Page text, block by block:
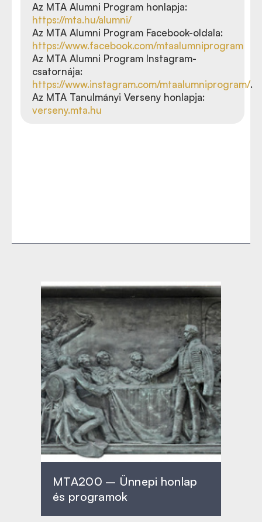
Az MTA Alumni Program honlapja:
https://mta.hu/alumni/
Az MTA Alumni Program Facebook-oldala:
https://www.facebook.com/mtaalumniprogram
Az MTA Alumni Program Instagram-
csatornája:
https://www.instagram.com/mtaalumniprogram/.
Az MTA Tanulmányi Verseny honlapja:
verseny.mta.hu
MTA200 – Ünnepi honlap
és programok